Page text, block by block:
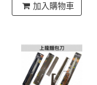
加入購物車